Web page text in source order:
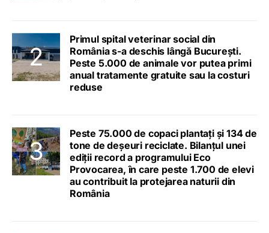
Primul spital veterinar social din
România s-a deschis lângă București.
Peste 5.000 de animale vor putea primi
anual tratamente gratuite sau la costuri
reduse
Peste 75.000 de copaci plantați și 134 de
tone de deșeuri reciclate. Bilanțul unei
ediții record a programului Eco
Provocarea, în care peste 1.700 de elevi
au contribuit la protejarea naturii din
România